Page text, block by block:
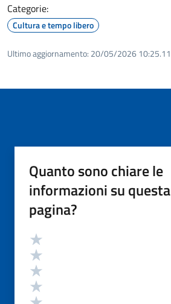
Categorie:
Cultura e tempo libero
Ultimo aggiornamento: 20/05/2026 10:25.11
Quanto sono chiare le
informazioni su questa
pagina?
Valutazione